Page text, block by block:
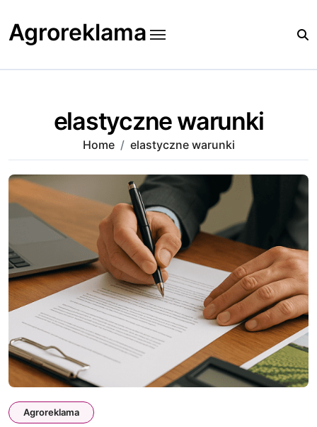
content
Agroreklama
elastyczne warunki
Home elastyczne warunki
Agroreklama